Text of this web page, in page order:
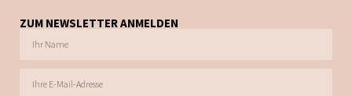
ZUM NEWSLETTER ANMELDEN